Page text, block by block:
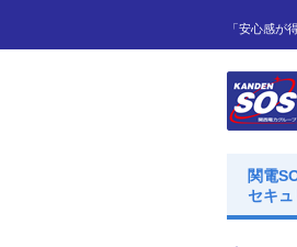
「安心感が
関電
セキ